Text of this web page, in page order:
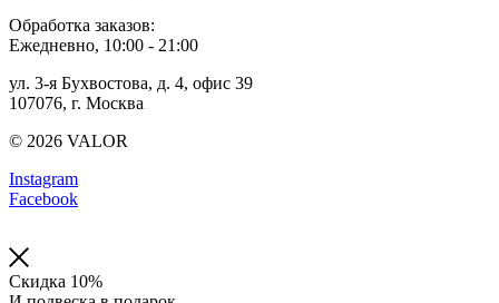
Обработка заказов:
Ежедневно, 10:00 - 21:00
ул. 3-я Бухвостова, д. 4, офис 39
107076, г. Москва
© 2026 VALOR
Instagram
Facebook
Скидка 10%